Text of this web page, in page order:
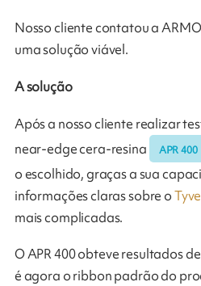
Nosso cliente contatou a
uma solução viável.
A solução
Após a nosso cliente realizar
near-edge cera-resina
APR 400
o escolhido, graças a sua
informações claras sobre o
mais complicadas.
O APR 400 obteve resultados
é agora o ribbon padrão do